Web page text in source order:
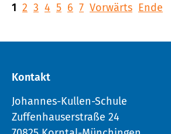
1 2 3 4 5 6 7 Vorwärts Ende
Kontakt
Johannes-Kullen-Schule
Zuffenhauserstraße 24